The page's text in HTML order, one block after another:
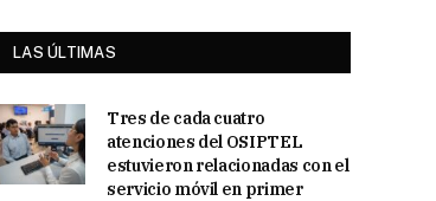
LAS ÚLTIMAS
Tres de cada cuatro
atenciones del OSIPTEL
estuvieron relacionadas con el
servicio móvil en primer